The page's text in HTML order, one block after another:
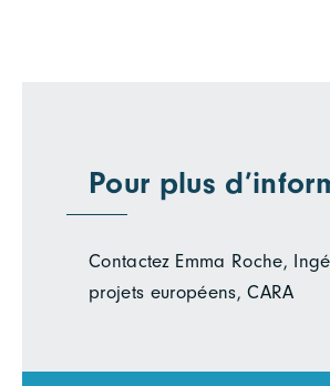
Pour plus
Contactez Emma Roche,
projets européens, CARA